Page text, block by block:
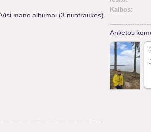
Visi mano albumai (3 nuotraukos)
Kalbos:
Anketos